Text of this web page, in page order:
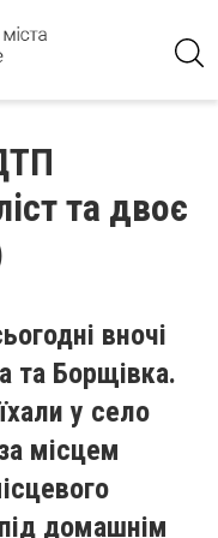
та двоє
вночі
Борщівка.
у село
місцем
домашнім